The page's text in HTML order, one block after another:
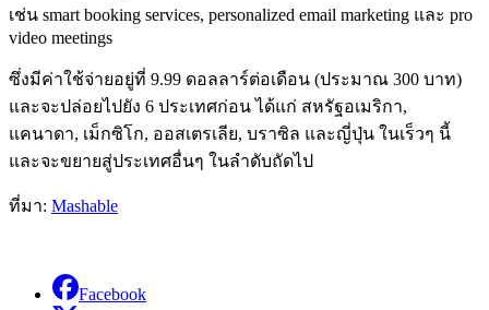
เช่น smart booking services, personalized email marketing และ pro
video meetings
ซึ่งมีค่าใช้จ่ายอยู่ที่ 9.99 ดอลลาร์ต่อเดือน (ประมาณ 300 บาท)
และจะปล่อยไปยัง 6 ประเทศก่อน ได้แก่ สหรัฐอเมริกา,
แคนาดา, เม็กซิโก, ออสเตรเลีย, บราซิล และญี่ปุ่น ในเร็วๆ นี้
และจะขยายสู่ประเทศอื่นๆ ในลำดับถัดไป
ที่มา: Mashable
Facebook